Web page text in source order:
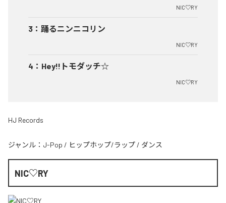
NIC♡RY
3 ： 踊るニンニコリン
NIC♡RY
4 ： Hey!!トモダッチ☆
NIC♡RY
HJ Records
ジャンル： J-Pop / ヒップホップ/ラップ / ダンス
NIC♡RY